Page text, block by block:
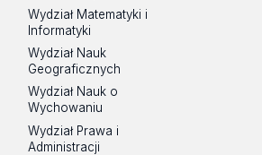
Wydział Matematyki i
Informatyki
Wydział Nauk
Geograficznych
Wydział Nauk o
Wychowaniu
Wydział Prawa i
Administracji